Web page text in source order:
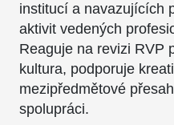
institucí a navazujících
aktivit vedených
Reaguje na revizi RVP
kultura, podporuje
mezipředmětové
spolupráci.